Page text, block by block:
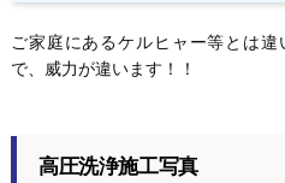
ご家庭にあるケルヒャー等とは
で、威力が違います！！
高圧洗浄施工写真